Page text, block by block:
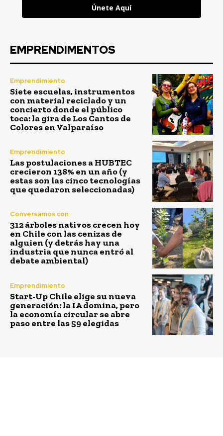
Únete Aquí
EMPRENDIMENTOS
Emprendimiento
Siete escuelas, instrumentos
con material reciclado y un
concierto donde el público
toca: la gira de Los Cantos de
Colores en Valparaíso
Emprendimiento
Las postulaciones a HUBTEC
crecieron 138% en un año (y
estas son las cinco tecnologías
que quedaron seleccionadas)
Conversamos con
312 árboles nativos crecen hoy
en Chile con las cenizas de
alguien (y detrás hay una
industria que nunca entró al
debate ambiental)
Emprendimiento
Start-Up Chile elige su nueva
generación: la IA domina, pero
la economía circular se abre
paso entre las 59 elegidas